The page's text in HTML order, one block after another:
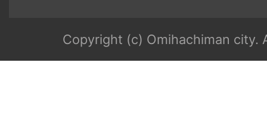
Copyright (c) Omihachiman city.